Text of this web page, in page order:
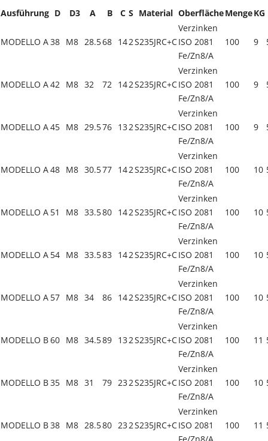
Ausführung D D3 A B C S Material OberflächeMengeKG
MODELLO A38 M8 28.568 142S235JRC+C
Verzinken
ISO 2081
Fe/Zn8/A
100 9
MODELLO A42 M8 32 72 142S235JRC+C
Verzinken
ISO 2081
Fe/Zn8/A
100 9
MODELLO A45 M8 29.576 132S235JRC+C
Verzinken
ISO 2081
Fe/Zn8/A
100 9
MODELLO A48 M8 30.577 142S235JRC+C
Verzinken
ISO 2081
Fe/Zn8/A
100 10
MODELLO A 51 M8 33.580 142S235JRC+C
Verzinken
ISO 2081
Fe/Zn8/A
100 10
MODELLO A 54 M8 33.583 142S235JRC+C
Verzinken
ISO 2081
Fe/Zn8/A
100 10
MODELLO A 57 M8 34 86 142S235JRC+C
Verzinken
ISO 2081
Fe/Zn8/A
100 10
MODELLO B60 M8 34.589 132S235JRC+C
Verzinken
ISO 2081
Fe/Zn8/A
100 11
MODELLO B35 M8 31 79 232S235JRC+C
Verzinken
ISO 2081
Fe/Zn8/A
100 10
MODELLO B38 M8 28.580 232S235JRC+C
Verzinken
ISO 2081
100 11